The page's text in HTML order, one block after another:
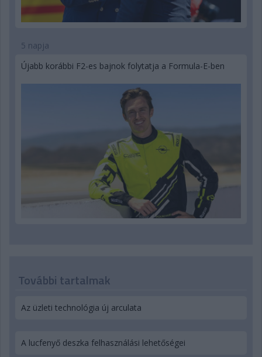
5 napja
Újabb korábbi F2-es bajnok folytatja a Formula-E-ben
További tartalmak
Az üzleti technológia új arculata
A lucfenyő deszka felhasználási lehetőségei